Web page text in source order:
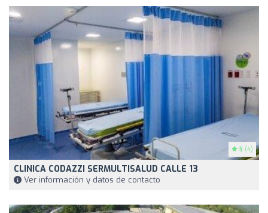
5 (4)
CLINICA CODAZZI SERMULTISALUD CALLE 13
Ver información y datos de contacto